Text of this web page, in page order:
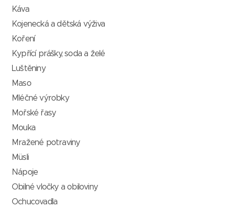
Káva
Kojenecká a dětská výživa
Koření
Kypřící prášky, soda a želé
Luštěniny
Maso
Mléčné výrobky
Mořské řasy
Mouka
Mražené potraviny
Müsli
Nápoje
Obilné vločky a obiloviny
Ochucovadla